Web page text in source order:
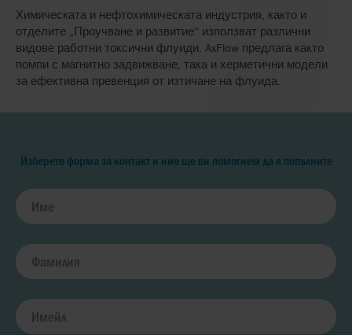
Химическата и нефтохимическата индустрия, както и
отделите „Проучване и развитие“ използват различни
видове работни токсични флуиди. AxFlow предлага както
помпи с магнитно задвижване, така и херметични модели
за ефективна превенция от изтичане на флуида.
Изберете форма за контакт и ние ще ви помогнем да я попълните